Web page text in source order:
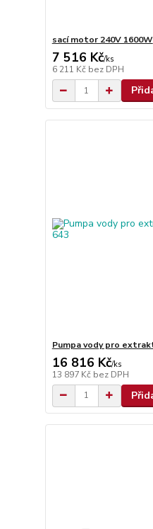
sací motor 240V 1600W
7 516 Kč/ks
6 211 Kč bez DPH
Pumpa vody pro
16 816 Kč/ks
13 897 Kč bez DPH